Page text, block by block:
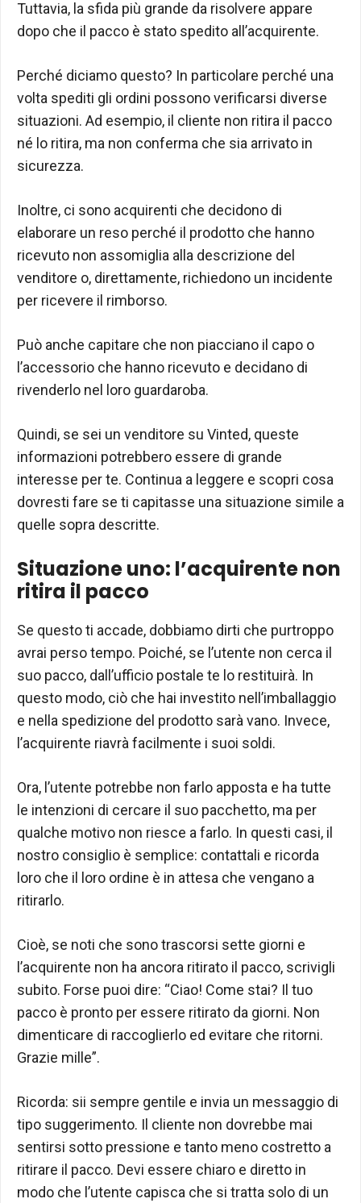
Tuttavia, la sfida più grande da risolvere appare
dopo che il pacco è stato spedito all’acquirente.
Perché diciamo questo? In particolare perché una
volta spediti gli ordini possono verificarsi diverse
situazioni. Ad esempio, il cliente non ritira il pacco
né lo ritira, ma non conferma che sia arrivato in
sicurezza.
Inoltre, ci sono acquirenti che decidono di
elaborare un reso perché il prodotto che hanno
ricevuto non assomiglia alla descrizione del
venditore o, direttamente, richiedono un incidente
per ricevere il rimborso.
Può anche capitare che non piacciano il capo o
l’accessorio che hanno ricevuto e decidano di
rivenderlo nel loro guardaroba.
Quindi, se sei un venditore su Vinted, queste
informazioni potrebbero essere di grande
interesse per te. Continua a leggere e scopri cosa
dovresti fare se ti capitasse una situazione simile a
quelle sopra descritte.
Situazione uno: l’acquirente non
ritira il pacco
Se questo ti accade, dobbiamo dirti che purtroppo
avrai perso tempo. Poiché, se l’utente non cerca il
suo pacco, dall’ufficio postale te lo restituirà. In
questo modo, ciò che hai investito nell’imballaggio
e nella spedizione del prodotto sarà vano. Invece,
l’acquirente riavrà facilmente i suoi soldi.
Ora, l’utente potrebbe non farlo apposta e ha tutte
le intenzioni di cercare il suo pacchetto, ma per
qualche motivo non riesce a farlo. In questi casi, il
nostro consiglio è semplice: contattali e ricorda
loro che il loro ordine è in attesa che vengano a
ritirarlo.
Cioè, se noti che sono trascorsi sette giorni e
l’acquirente non ha ancora ritirato il pacco, scrivigli
subito. Forse puoi dire: “Ciao! Come stai? Il tuo
pacco è pronto per essere ritirato da giorni. Non
dimenticare di raccoglierlo ed evitare che ritorni.
Grazie mille”.
Ricorda: sii sempre gentile e invia un messaggio di
tipo suggerimento. Il cliente non dovrebbe mai
sentirsi sotto pressione e tanto meno costretto a
ritirare il pacco. Devi essere chiaro e diretto in
modo che l’utente capisca che si tratta solo di un